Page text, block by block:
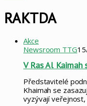
RAKTDA
Akce
Newsroom TTG
V Ras Al Kaimah
Představitelé
Khaimah se
vyzývají veřejnost,